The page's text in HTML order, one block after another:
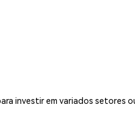
investir em variados setores